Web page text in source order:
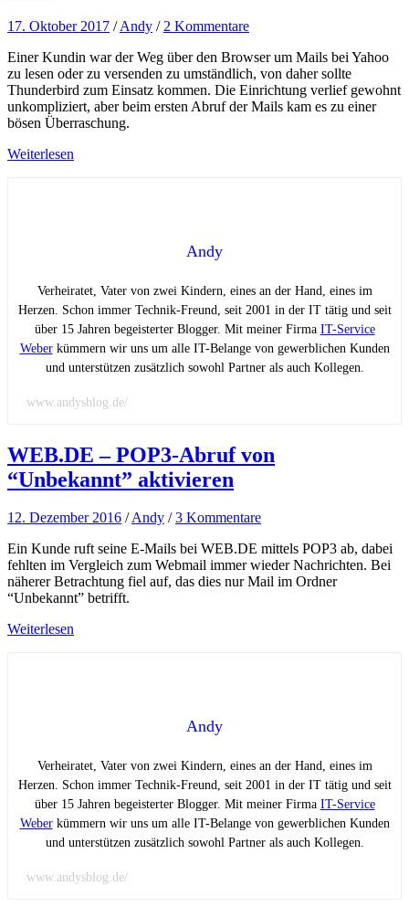
17. Oktober 2017 /Andy / 2 Kommentare
Einer Kundin war der Weg über den Browser um Mails bei Yahoo
zu lesen oder zu versenden zu umständlich, von daher sollte
Thunderbird zum Einsatz kommen. Die Einrichtung verlief gewohnt
unkompliziert, aber beim ersten Abruf der Mails kam es zu einer
bösen Überraschung.
Weiterlesen
Andy
Verheiratet, Vater von zwei Kindern, eines an der Hand, eines im
Herzen. Schon immer Technik-Freund, seit 2001 in der IT tätig und seit
über 15 Jahren begeisterter Blogger. Mit meiner Firma IT-Service
Weberkümmern wir uns um alle IT-Belange von gewerblichen Kunden
und unterstützen zusätzlich sowohl Partner als auch Kollegen.
www.andysblog.de/
WEB.DE – POP3-Abruf von
“Unbekannt” aktivieren
12. Dezember 2016 /Andy /3 Kommentare
Ein Kunde ruft seine E-Mails bei WEB.DE mittels POP3 ab, dabei
fehlten im Vergleich zum Webmail immer wieder Nachrichten. Bei
näherer Betrachtung fiel auf, das dies nur Mail im Ordner
“Unbekannt” betrifft.
Weiterlesen
Andy
Verheiratet, Vater von zwei Kindern, eines an der Hand, eines im
Herzen. Schon immer Technik-Freund, seit 2001 in der IT tätig und seit
über 15 Jahren begeisterter Blogger. Mit meiner Firma IT-Service
Weberkümmern wir uns um alle IT-Belange von gewerblichen Kunden
und unterstützen zusätzlich sowohl Partner als auch Kollegen.
www.andysblog.de/